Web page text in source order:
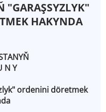
"GARAŞSYZLYK"
HAKYNDA
N Y
ordenini döretmek